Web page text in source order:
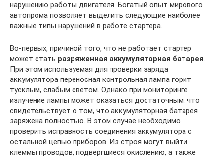
нарушению работы двигателя. Богатый опыт мирового
автопрома позволяет выделить следующие наиболее
важные типы нарушений в работе стартера.
Во-первых, причиной того, что не работает стартер
может стать разряженная аккумуляторная батарея.
При этом используемая для проверки заряда
аккумулятора переносная контрольная лампа горит
тусклым, слабым светом. Однако при мониторинге
излучение лампы может оказаться достаточным, что
свидетельствует о том, что аккумуляторная батарея
заряжена полностью. В этом случае необходимо
проверить исправность соединения аккумулятора с
остальной цепью приборов. Из строя могут выйти
клеммы проводов, подвергшиеся окислению, а также